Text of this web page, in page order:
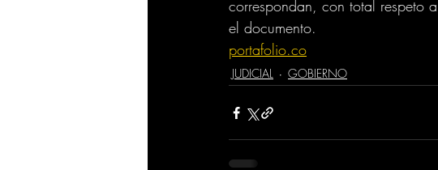
correspondan, con total respeto
el documento.
portafolio.co
JUDICIAL GOBIERNO